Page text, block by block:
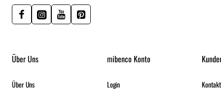
Über Uns
Über Uns
mibenco Konto
Login
Kontakt